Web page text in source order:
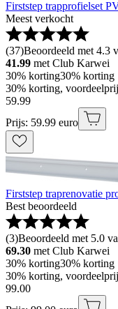
Firststep trapprofielset
Meest verkocht
(37)Beoordeeld met 4.3
41.99 met Club Karwei
30% korting30% korting
30% korting,
59.99
Prijs: 59.99 euro
Firststep traprenovatie
Best beoordeeld
(3)Beoordeeld met 5.0
69.30 met Club Karwei
30% korting30% korting
30% korting,
99.00